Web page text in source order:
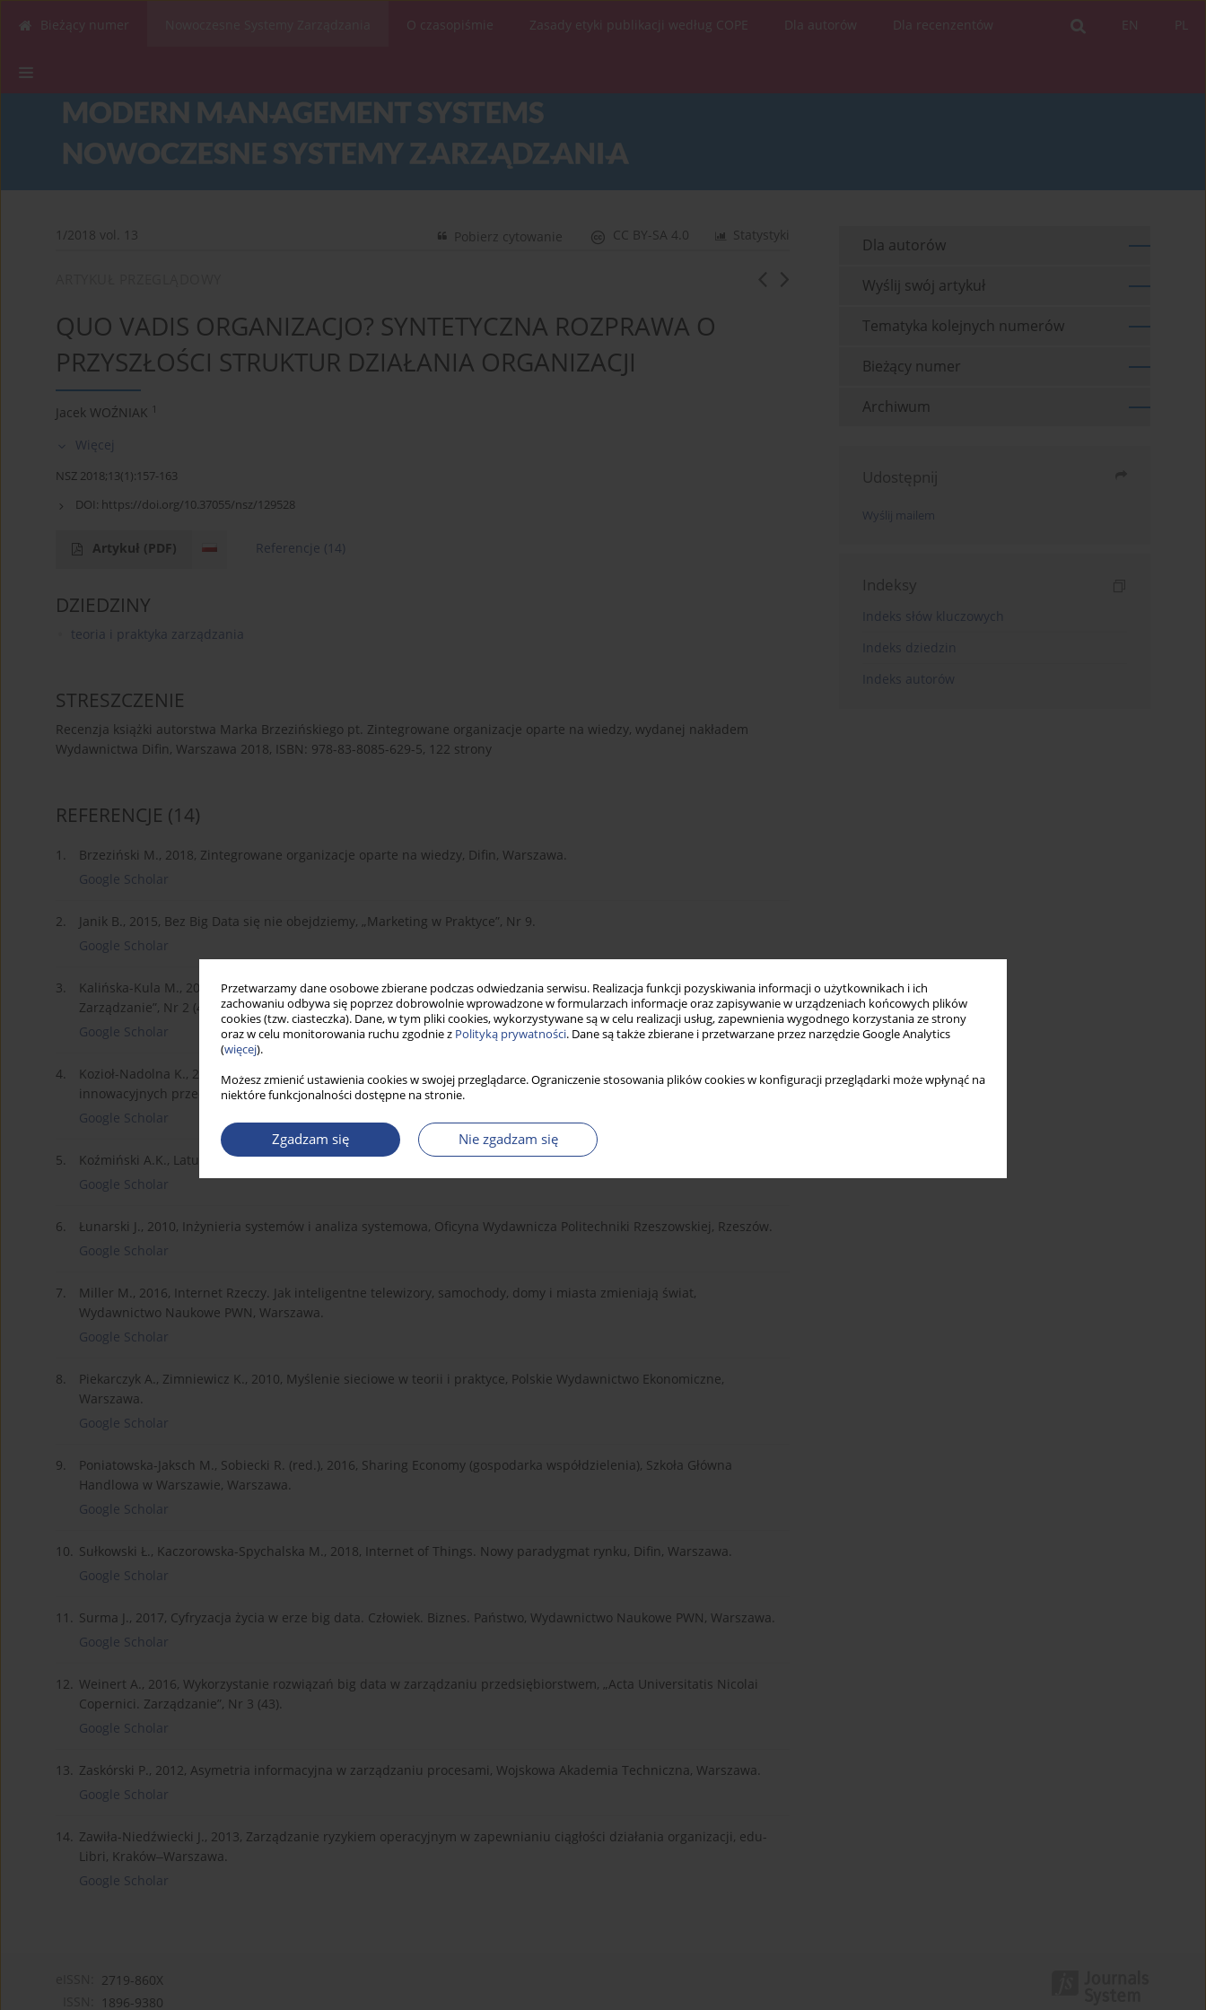
Przetwarzamy dane osobowe zbierane podczas odwiedzania serwisu. Realizacja funkcji pozyskiwania informacji o użytkownikach i ich
zachowaniu odbywa się poprzez dobrowolnie wprowadzone w formularzach informacje oraz zapisywanie w urządzeniach końcowych plików
cookies (tzw. ciasteczka). Dane, w tym pliki cookies, wykorzystywane są w celu realizacji usług, zapewnienia wygodnego korzystania ze strony
oraz w celu monitorowania ruchu zgodnie z Polityką prywatności. Dane są także zbierane i przetwarzane przez narzędzie Google Analytics
(więcej).
Możesz zmienić ustawienia cookies w swojej przeglądarce. Ograniczenie stosowania plików cookies w konfiguracji przeglądarki może wpłynąć na
niektóre funkcjonalności dostępne na stronie.
Zgadzam się Nie zgadzam się
PL
EN
Bieżący numer O czasopiśmie Zasady etyki publikacji według COPE Dla autorów Dla recenzentów
1/2018 vol. 13 Statystyki
CC BY-SA 4.0
Pobierz cytowanie
QUO VADIS ORGANIZACJO? SYNTETYCZNA ROZPRAWA O
PRZYSZŁOŚCI STRUKTUR DZIAŁANIA ORGANIZACJI
Jacek WOŹNIAK 1
Więcej
NSZ 2018;13(1):157-163
DOI: https://doi.org/10.37055/nsz/129528
Artykuł (PDF) Referencje (14)
DZIEDZINY
teoria i praktyka zarządzania
STRESZCZENIE
Recenzja książki autorstwa Marka Brzezińskiego pt. Zintegrowane organizacje oparte na wiedzy, wydanej nakładem
Wydawnictwa Difin, Warszawa 2018, ISBN: 978-83-8085-629-5, 122 strony
REFERENCJE (14)
1.
Brzeziński M., 2018, Zintegrowane organizacje oparte na wiedzy, Difin, Warszawa.
Google Scholar
2.
Janik B., 2015, Bez Big Data się nie obejdziemy, „Marketing w Praktyce”, Nr 9.
Google Scholar
3.
Kalińska-Kula M., 2017, Wykorzystanie big data w procesach decyzyjnych przedsiębiorstw, „Marketing i
Zarządzanie”, Nr 2 (48).
Google Scholar
4.
Kozioł-Nadolna K., 2013, Internacjonalizacja działalności badawczo-rozwojowej w kształtowaniu procesów
innowacyjnych przedsiębiorstw w Polsce, CeDeWu, Warszawa.
Google Scholar
5.
Koźmiński A.K., Latusek-Jurczak D., 2011, Rozwój teorii organizacji, Wolters Kluwer.
Google Scholar
6.
Łunarski J., 2010, Inżynieria systemów i analiza systemowa, Oficyna Wydawnicza Politechniki Rzeszowskiej, Rzeszów.
Google Scholar
7.
Miller M., 2016, Internet Rzeczy. Jak inteligentne telewizory, samochody, domy i miasta zmieniają świat,
Wydawnictwo Naukowe PWN, Warszawa.
Google Scholar
8.
Piekarczyk A., Zimniewicz K., 2010, Myślenie sieciowe w teorii i praktyce, Polskie Wydawnictwo Ekonomiczne,
Warszawa.
Google Scholar
9.
Poniatowska-Jaksch M., Sobiecki R. (red.), 2016, Sharing Economy (gospodarka współdzielenia), Szkoła Główna
Handlowa w Warszawie, Warszawa.
Google Scholar
10. Sułkowski Ł., Kaczorowska-Spychalska M., 2018, Internet of Things. Nowy paradygmat rynku, Difin, Warszawa.
Google Scholar
11. Surma J., 2017, Cyfryzacja życia w erze big data. Człowiek. Biznes. Państwo, Wydawnictwo Naukowe PWN, Warszawa.
Google Scholar
12. Weinert A., 2016, Wykorzystanie rozwiązań big data w zarządzaniu przedsiębiorstwem, „Acta Universitatis Nicolai
Copernici. Zarządzanie”, Nr 3 (43).
Google Scholar
13. Zaskórski P., 2012, Asymetria informacyjna w zarządzaniu procesami, Wojskowa Akademia Techniczna, Warszawa.
Google Scholar
14. Zawiła-Niedźwiecki J., 2013, Zarządzanie ryzykiem operacyjnym w zapewnianiu ciągłości działania organizacji, edu-
Libri, Kraków‒Warszawa.
Google Scholar
Dla autorów
Wyślij swój artykuł
Tematyka kolejnych numerów
Bieżący numer
Archiwum
Udostępnij
Wyślij mailem
Indeksy
Indeks słów kluczowych
Indeks dziedzin
Indeks autorów
2719-860X
1896-9380